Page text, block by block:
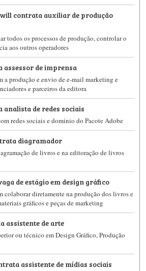
contrata auxiliar de produção
todos os processos de produção, controlar o
aos outros operadores
assessor de imprensa
a produção e envio de e-mail marketing e
e parceiros da editora
analista de redes sociais
redes sociais e domínio do Pacote Adobe
diagramador
de livros e na editoração de livros
de estágio em design gráfico
colaborar diretamente na produção dos livros e
gráficos e peças de marketing
assistente de arte
ou técnico em Design Gráfico, Produção
assistente de mídias sociais